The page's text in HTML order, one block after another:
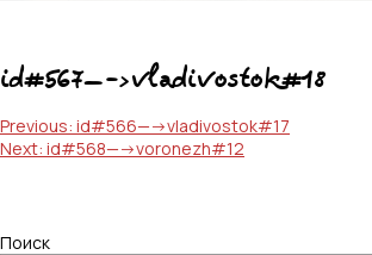
id#567—->vladivostok#18
Навигация
по
Previous: id#566—->vladivostok#17
Next: id#568—->voronezh#12
Поиск